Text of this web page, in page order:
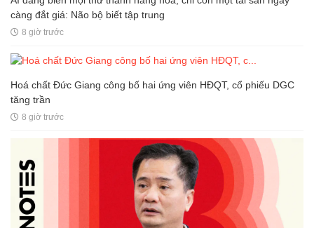
càng đắt giá: Não bộ biết tập trung
8 giờ trước
Hoá chất Đức Giang công bố hai ứng viên HĐQT, cổ phiếu DGC
tăng trần
8 giờ trước